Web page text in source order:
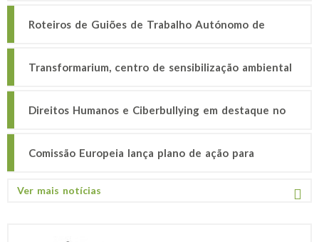
Catálogo Nacional
Roteiros de Guiões de Trabalho Autónomo de
Gramática
Transformarium, centro de sensibilização ambiental
Direitos Humanos e Ciberbullying em destaque no
Seminário do Dia da Internet Mais Segura 2026
Comissão Europeia lança plano de ação para
combater o Ciberbullying
Ver mais notícias